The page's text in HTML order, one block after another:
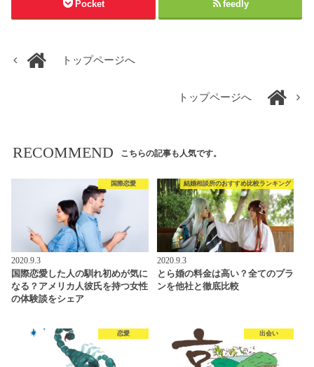
Pocket feedly
トップページへ
トップページへ
RECOMMEND こちらの記事も人気です。
国際恋愛
2020.9.3
国際恋愛した人の馴れ初めが気に
なる？アメリカ人彼氏を持つ女性
の体験談をシェア
結婚相談所のおすすめ比較ランキング
2020.9.3
とら婚の料金は高い？全てのプラ
ンを他社と徹底比較
恋愛 出会い